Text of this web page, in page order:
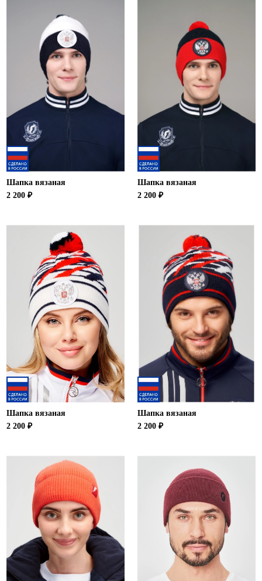
Шапка вязаная
2 200 ₽
Шапка вязаная
2 200 ₽
Шапка вязаная
2 200 ₽
Шапка вязаная
2 200 ₽